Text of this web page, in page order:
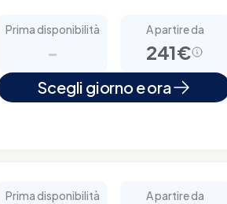
Prima disponibilità
-
A partire da
241€
Scegli giorno e ora
Prima disponibilità A partire da